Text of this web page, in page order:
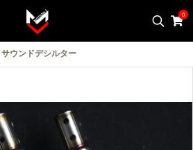
0
サウンドデシルター